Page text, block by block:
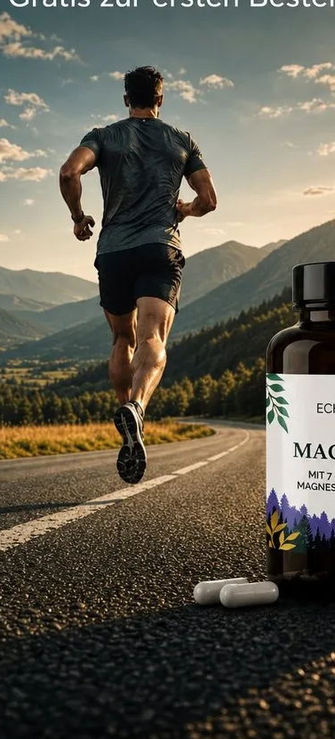
Löwenmähne Extrakt, Q10
und B12
★★★★★
29,99 €
0,50 € / Tag · 60 Kapseln
Weitere Varianten
In den Warenkorb
Premium Kreatin Monohydrat
★★★★★ 4,8· 14 Bewertungen
24,99 €
0,25 € / Tag · 500 g
Weitere Varianten ▾
In den Warenkorb
Vitamin D3 hochdosiert
10.000 i.E. und 4 Co-Faktoren
★★★★★4,8· 34 Bewertungen
19,99 €
0,33 € / Tag · 60 Kapseln
Weitere Varianten ▾
In den Warenkorb